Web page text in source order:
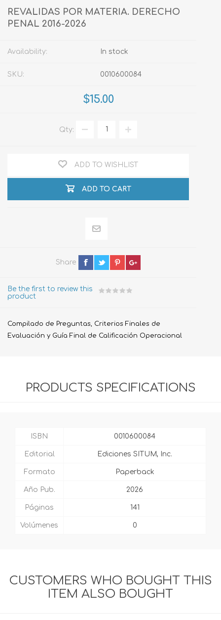
REVALIDAS POR MATERIA. DERECHO
PENAL 2016-2026
Availability: In stock
SKU: 0010600084
$15.00
Qty:
ADD TO WISHLIST
ADD TO CART
Share
Be the first to review this
product
Compilado de Preguntas, Criterios Finales de
Evaluación y Guía Final de Calificación Operacional
PRODUCTS SPECIFICATIONS
ISBN 0010600084
Editorial Ediciones SITUM, Inc.
Formato Paperback
Año Pub. 2026
Páginas 141
Volúmenes 0
CUSTOMERS WHO BOUGHT THIS
ITEM ALSO BOUGHT